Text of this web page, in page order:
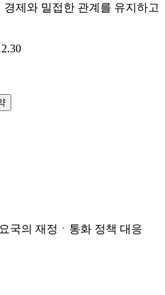
경제와 밀접한 관계를 유지하고
국의 재정ㆍ통화 정책 대응